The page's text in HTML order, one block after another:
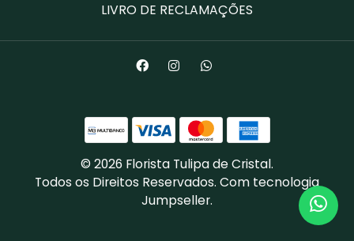
LIVRO DE RECLAMAÇÕES
© 2026 Florista Tulipa de Cristal.
Todos os Direitos Reservados. Com tecnologia
Jumpseller.